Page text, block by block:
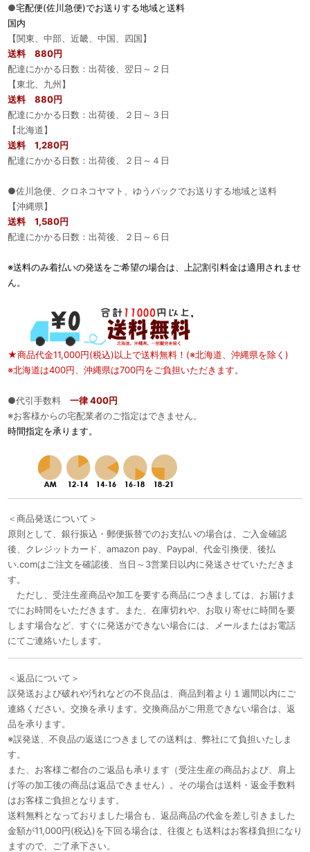
●宅配便(佐川急便)でお送りする地域と送料
国内
【関東、中部、近畿、中国、四国】
送料 880円
配達にかかる日数：出荷後、翌日～２日
【東北、九州】
送料 880円
配達にかかる日数：出荷後、２日～３日
【北海道】
送料 1,280円
配達にかかる日数：出荷後、２日～４日
●佐川急便、クロネコヤマト、ゆうパックでお送りする地域と送料
【沖縄県】
送料 1,580円
配達にかかる日数：出荷後、２日～６日
※送料のみ着払いの発送をご希望の場合は、上記割引料金は適用されませ
ん。
★商品代金11,000円(税込)以上で送料無料！(※北海道、沖縄県を除く)
※北海道は400円、沖縄県は700円をご負担いただきます。
●代引手数料 一律 400円
※お客様からの宅配業者のご指定はできません。
時間指定を承ります。
＜商品発送について＞
原則として、銀行振込・郵便振替でのお支払いの場合は、ご入金確認
後、クレジットカード、amazon pay、Paypal、代金引換便、後払
い.comはご注文を確認後、当日～3営業日以内に発送させていただきま
す。
ただし、受注生産商品や加工を要する商品につきましては、お届けま
でにお時間をいただきます。また、在庫切れや、お取り寄せに時間を要
します場合など、すぐに発送ができない場合には、メールまたはお電話
にてご連絡いたします。
＜返品について＞
誤発送および破れや汚れなどの不良品は、商品到着より１週間以内にご
連絡ください。交換を承ります。交換商品がご用意できない場合は、返
品を承ります。
※誤発送、不良品の返送につきましての送料は、弊社にて負担いたしま
す。
また、お客様ご都合のご返品も承ります（受注生産の商品および、肩上
げ等の加工後の商品は返品できません）。その場合は送料・返金手数料
はお客様ご負担となります。
送料無料となっておりました場合も、返品商品の代金を差し引きました
金額が11,000円(税込)を下回る場合は、往復とも送料はお客様負担になり
ますので、ご了承下さい。